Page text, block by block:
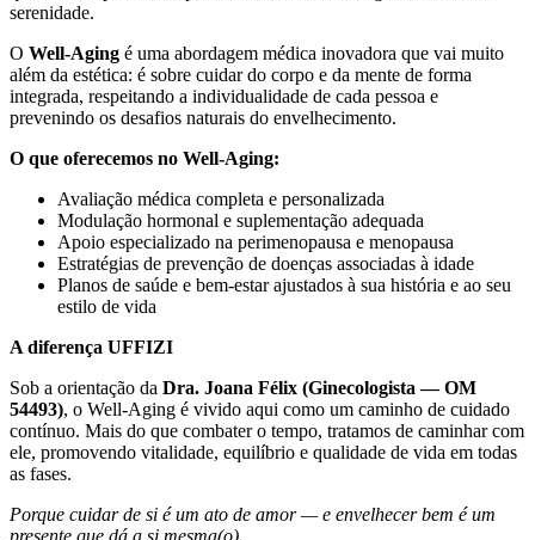
serenidade.
O Well-Aging é uma abordagem médica inovadora que vai muito
além da estética: é sobre cuidar do corpo e da mente de forma
integrada, respeitando a individualidade de cada pessoa e
prevenindo os desafios naturais do envelhecimento.
O que oferecemos no Well-Aging:
Avaliação médica completa e personalizada
Modulação hormonal e suplementação adequada
Apoio especializado na perimenopausa e menopausa
Estratégias de prevenção de doenças associadas à idade
Planos de saúde e bem-estar ajustados à sua história e ao seu
estilo de vida
A diferença UFFIZI
Sob a orientação da Dra. Joana Félix (Ginecologista — OM
54493), o Well-Aging é vivido aqui como um caminho de cuidado
contínuo. Mais do que combater o tempo, tratamos de caminhar com
ele, promovendo vitalidade, equilíbrio e qualidade de vida em todas
as fases.
Porque cuidar de si é um ato de amor — e envelhecer bem é um